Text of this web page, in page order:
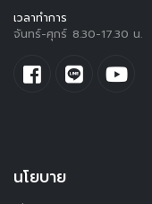
เวลาทำการ
จันทร์-ศุกร์ 8.30-17.30 น.
นโยบาย